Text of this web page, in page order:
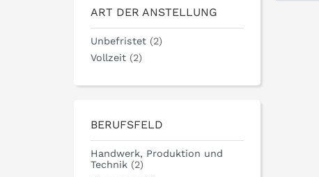
ART DER ANSTELLUNG
Unbefristet (2)
Vollzeit (2)
BERUFSFELD
Handwerk, Produktion und
Technik (2)